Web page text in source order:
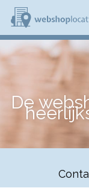
Overslaan
naar
de
inhoud
e
b
o
p
De